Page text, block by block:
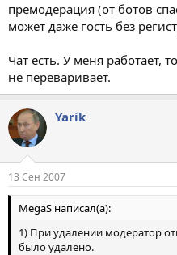
премодерация (от ботов
может даже гость без
Чат есть. У меня работает,
не переваривает.
Yarik
13 Сен 2007
MegaS написал(а):
1) При удалении модератор
было удалено.